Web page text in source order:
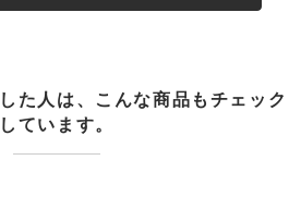
た人は、こんな商品もチェック
しています。